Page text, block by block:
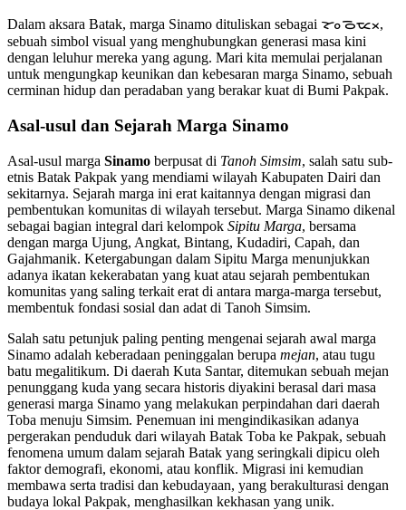
Dalam aksara Batak, marga Sinamo dituliskan sebagai ᯘᯪᯉᯔᯬ,
sebuah simbol visual yang menghubungkan generasi masa kini
dengan leluhur mereka yang agung. Mari kita memulai perjalanan
untuk mengungkap keunikan dan kebesaran marga Sinamo, sebuah
cerminan hidup dan peradaban yang berakar kuat di Bumi Pakpak.
Asal-usul dan Sejarah Marga Sinamo
Asal-usul marga Sinamo berpusat di Tanoh Simsim, salah satu sub-
etnis Batak Pakpak yang mendiami wilayah Kabupaten Dairi dan
sekitarnya. Sejarah marga ini erat kaitannya dengan migrasi dan
pembentukan komunitas di wilayah tersebut. Marga Sinamo dikenal
sebagai bagian integral dari kelompok Sipitu Marga, bersama
dengan marga Ujung, Angkat, Bintang, Kudadiri, Capah, dan
Gajahmanik. Ketergabungan dalam Sipitu Marga menunjukkan
adanya ikatan kekerabatan yang kuat atau sejarah pembentukan
komunitas yang saling terkait erat di antara marga-marga tersebut,
membentuk fondasi sosial dan adat di Tanoh Simsim.
Salah satu petunjuk paling penting mengenai sejarah awal marga
Sinamo adalah keberadaan peninggalan berupa mejan, atau tugu
batu megalitikum. Di daerah Kuta Santar, ditemukan sebuah mejan
penunggang kuda yang secara historis diyakini berasal dari masa
generasi marga Sinamo yang melakukan perpindahan dari daerah
Toba menuju Simsim. Penemuan ini mengindikasikan adanya
pergerakan penduduk dari wilayah Batak Toba ke Pakpak, sebuah
fenomena umum dalam sejarah Batak yang seringkali dipicu oleh
faktor demografi, ekonomi, atau konflik. Migrasi ini kemudian
membawa serta tradisi dan kebudayaan, yang berakulturasi dengan
budaya lokal Pakpak, menghasilkan kekhasan yang unik.